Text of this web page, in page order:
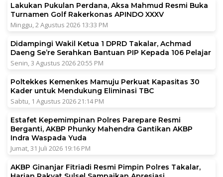
Lakukan Pukulan Perdana, Aksa Mahmud Resmi Buka
Turnamen Golf Rakerkonas APINDO XXXV
Minggu, 2 Agustus 2026 13:33 PM
Didampingi Wakil Ketua 1 DPRD Takalar, Achmad
Daeng Se’re Serahkan Bantuan PIP Kepada 106 Pelajar
Senin, 3 Agustus 2026 20:55 PM
Poltekkes Kemenkes Mamuju Perkuat Kapasitas 30
Kader untuk Mendukung Eliminasi TBC
Sabtu, 1 Agustus 2026 21:14 PM
Estafet Kepemimpinan Polres Parepare Resmi
Berganti, AKBP Phunky Mahendra Gantikan AKBP
Indra Waspada Yuda
Jumat, 31 Juli 2026 19:16 PM
AKBP Ginanjar Fitriadi Resmi Pimpin Polres Takalar,